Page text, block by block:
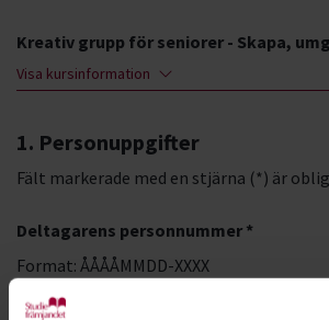
Kreativ grupp för seniorer - Skapa,
Visa kursinformation
1. Personuppgifter
Fält markerade med en stjärna (*) är
Deltagarens personnummer *
Format: ÅÅÅÅMMDD-XXXX